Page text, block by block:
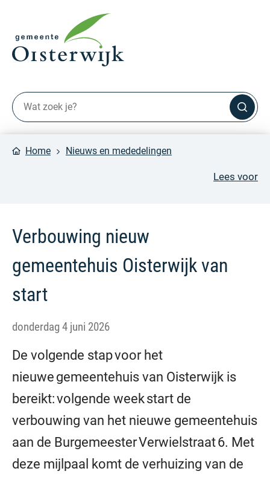
Home Nieuws en mededelingen
Lees voor
Verbouwing nieuw
gemeentehuis Oisterwijk van
start
donderdag 4 juni 2026
De volgende stap voor het
nieuwe gemeentehuis van Oisterwijk is
bereikt: volgende week start de
verbouwing van het nieuwe gemeentehuis
aan de Burgemeester Verwielstraat 6. Met
deze mijlpaal komt de verhuizing van de